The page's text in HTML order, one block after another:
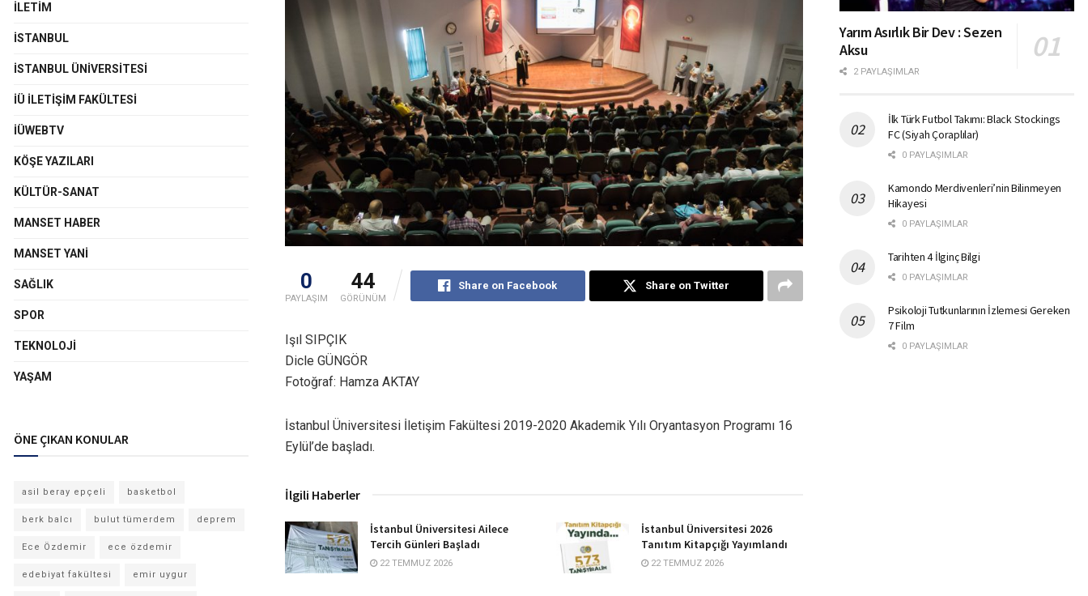
0
PAYLAŞIM
44
GÖRÜNÜM
Share on Facebook Share on Twitter
Işıl SIPÇIK
Dicle GÜNGÖR
Fotoğraf: Hamza AKTAY
İstanbul Üniversitesi İletişim Fakültesi 2019-2020 Akademik Yılı Oryantasyon Programı 16
Eylül’de başladı.
İlgili Haberler
İstanbul Üniversitesi Ailece
Tercih Günleri Başladı
22 TEMMUZ 2026
İstanbul Üniversitesi 2026
Tanıtım Kitapçığı Yayımlandı
22 TEMMUZ 2026
İLETIM
İSTANBUL
İSTANBUL ÜNIVERSITESI
İÜ İLETIŞIM FAKÜLTESI
İÜWEBTV
KÖŞE YAZILARI
KÜLTÜR-SANAT
MANSET HABER
MANSET YANI
SAĞLIK
SPOR
TEKNOLOJI
YAŞAM
ÖNE ÇIKAN KONULAR
asil beray epçeli basketbol
berk balcı bulut tümerdem deprem
Ece Özdemir ece özdemir
edebiyat fakültesi emir uygur
Yarım Asırlık Bir Dev : Sezen
Aksu
2 PAYLAŞIMLAR
İlk Türk Futbol Takımı: Black Stockings
FC (Siyah Çoraplılar)
0 PAYLAŞIMLAR
Kamondo Merdivenleri’nin Bilinmeyen
Hikayesi
0 PAYLAŞIMLAR
Tarihten 4 İlginç Bilgi
0 PAYLAŞIMLAR
Psikoloji Tutkunlarının İzlemesi Gereken
7 Film
0 PAYLAŞIMLAR